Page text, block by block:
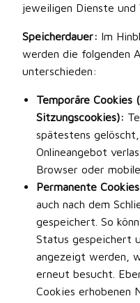
jeweiligen Dienste und
Speicherdauer: Im
werden die folgenden
unterschieden:
Temporäre Cookies
Sitzungscookies):
spätestens
Onlineangebot
Browser oder
Permanente
auch nach dem
gespeichert. So
Status gespeichert
angezeigt werden,
erneut besucht.
Cookies erhobenen